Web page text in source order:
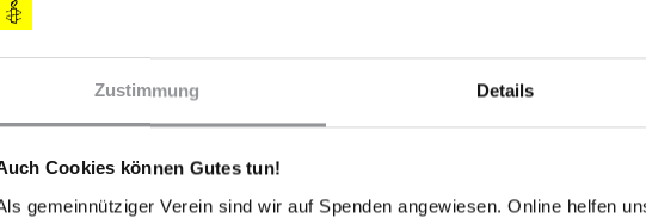
Zustimmung Details
Cookies können Gutes tun!
gemeinnütziger Verein sind wir auf Spenden angewiesen. Online helfen
Sistema ist in Angola geboren, die andere Hälfte in Portugal. Auch die
Grime-MC Afrikan Boy aus London oder der kongolesische
einen Beitrag geleistet haben, spiegelt die transkulturelle Realität
des Low-Fi-Techno aus den Ghettos von Luanda zeigt, wie die
der Peripherie profitiert.
(Enchufada / Rough Trade)